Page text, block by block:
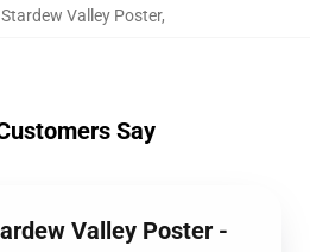
Stardew Valley Poster,
Say
Valley Poster -